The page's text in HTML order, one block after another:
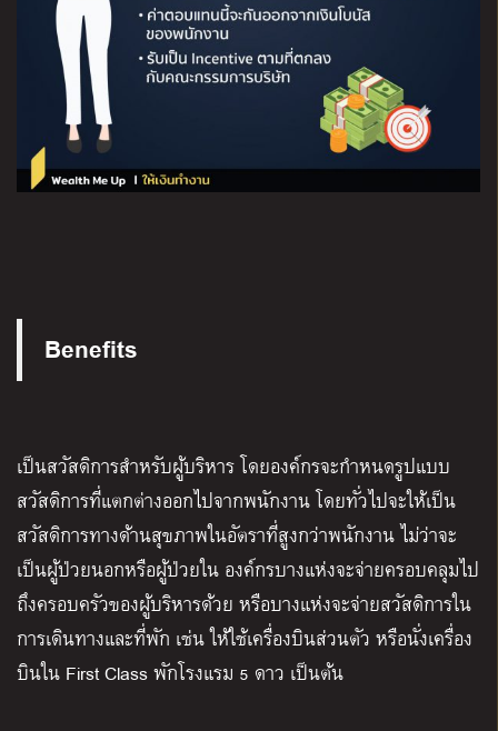
Benefits
เป็นสวัสดิการสำหรับผู้บริหาร โดยองค์กรจะกำหนดรูปแบบ
สวัสดิการที่แตกต่างออกไปจากพนักงาน โดยทั่วไปจะให้เป็น
สวัสดิการทางด้านสุขภาพในอัตราที่สูงกว่าพนักงาน ไม่ว่าจะ
เป็นผู้ป่วยนอกหรือผู้ป่วยใน องค์กรบางแห่งจะจ่ายครอบคลุมไป
ถึงครอบครัวของผู้บริหารด้วย หรือบางแห่งจะจ่ายสวัสดิการใน
การเดินทางและที่พัก เช่น ให้ใช้เครื่องบินส่วนตัว หรือนั่งเครื่อง
บินใน First Class พักโรงแรม 5 ดาว เป็นต้น